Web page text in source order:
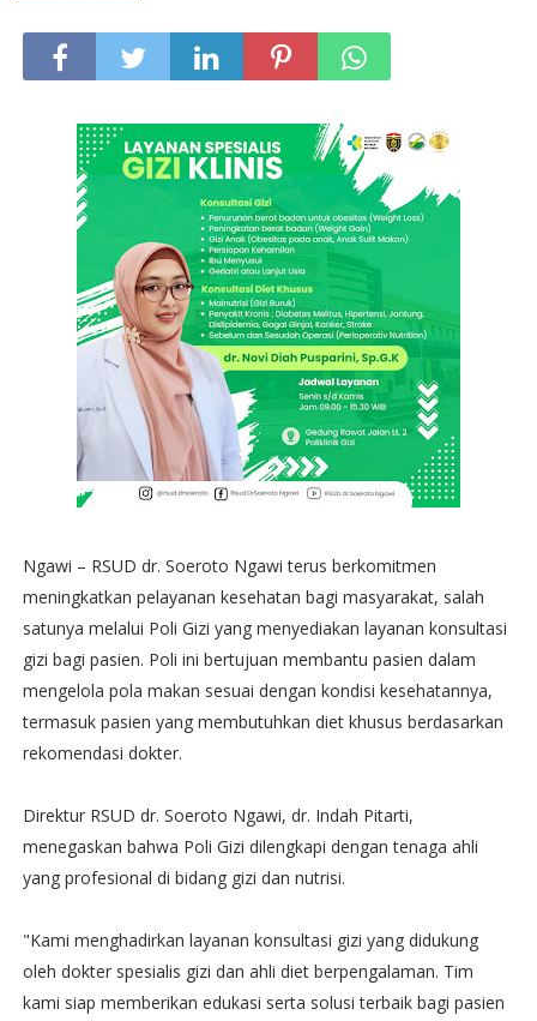
Ngawi – RSUD dr. Soeroto Ngawi terus berkomitmen
meningkatkan pelayanan kesehatan bagi masyarakat, salah
satunya melalui Poli Gizi yang menyediakan layanan konsultasi
gizi bagi pasien. Poli ini bertujuan membantu pasien dalam
mengelola pola makan sesuai dengan kondisi kesehatannya,
termasuk pasien yang membutuhkan diet khusus berdasarkan
rekomendasi dokter.
Direktur RSUD dr. Soeroto Ngawi, dr. Indah Pitarti,
menegaskan bahwa Poli Gizi dilengkapi dengan tenaga ahli
yang profesional di bidang gizi dan nutrisi.
"Kami menghadirkan layanan konsultasi gizi yang didukung
oleh dokter spesialis gizi dan ahli diet berpengalaman. Tim
kami siap memberikan edukasi serta solusi terbaik bagi pasien